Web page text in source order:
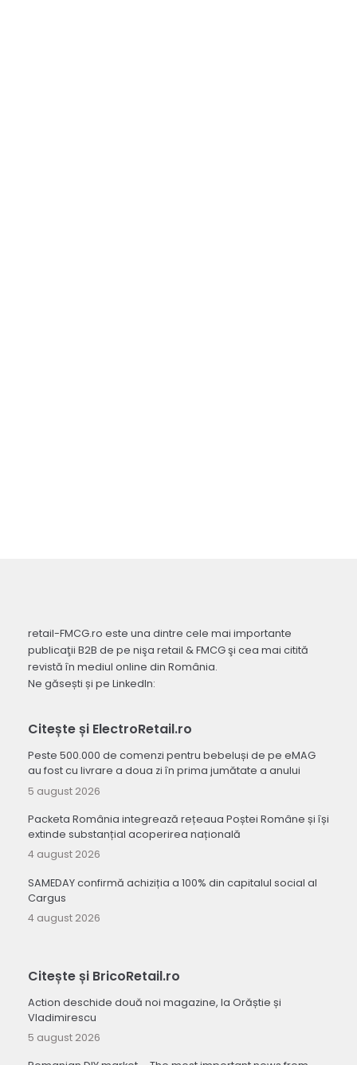
retail-FMCG.ro este una dintre cele mai importante
publicaţii B2B de pe nişa retail & FMCG şi cea mai citită
revistă în mediul online din România.
Ne găsești și pe LinkedIn:
Citește și ElectroRetail.ro
Peste 500.000 de comenzi pentru bebeluși de pe eMAG
au fost cu livrare a doua zi în prima jumătate a anului
5 august 2026
Packeta România integrează rețeaua Poștei Române și își
extinde substanțial acoperirea națională
4 august 2026
SAMEDAY confirmă achiziția a 100% din capitalul social al
Cargus
4 august 2026
Citește și BricoRetail.ro
Action deschide două noi magazine, la Orăștie și
Vladimirescu
5 august 2026